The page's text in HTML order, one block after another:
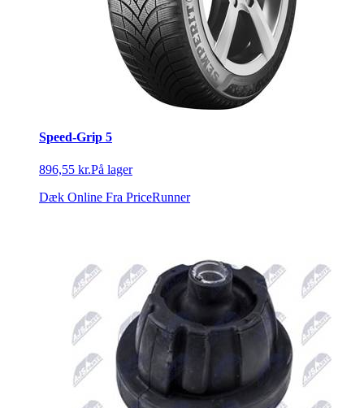
Speed-Grip 5
896,55 kr.På lager
Dæk Online Fra PriceRunner